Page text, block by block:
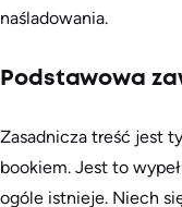
naśladowania.
Podstawowa
Zasadnicza treść jest
bookiem. Jest to
ogóle istnieje. Niech